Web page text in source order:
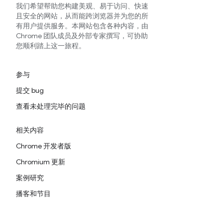
我们希望帮助您构建美观、易于访问、快速
且安全的网站，从而能跨浏览器并为您的所
有用户提供服务。本网站包含各种内容，由
Chrome 团队成员及外部专家撰写，可协助
您顺利踏上这一旅程。
参与
提交 bug
查看未处理完毕的问题
相关内容
Chrome 开发者版
Chromium 更新
案例研究
播客和节目